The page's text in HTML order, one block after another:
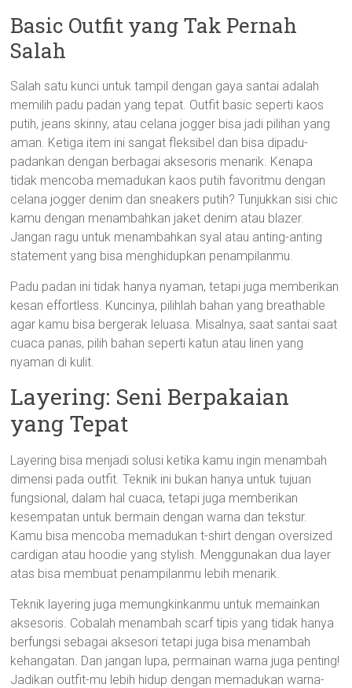
Basic Outfit yang Tak Pernah
Salah
Salah satu kunci untuk tampil dengan gaya santai adalah
memilih padu padan yang tepat. Outfit basic seperti kaos
putih, jeans skinny, atau celana jogger bisa jadi pilihan yang
aman. Ketiga item ini sangat fleksibel dan bisa dipadu-
padankan dengan berbagai aksesoris menarik. Kenapa
tidak mencoba memadukan kaos putih favoritmu dengan
celana jogger denim dan sneakers putih? Tunjukkan sisi chic
kamu dengan menambahkan jaket denim atau blazer.
Jangan ragu untuk menambahkan syal atau anting-anting
statement yang bisa menghidupkan penampilanmu.
Padu padan ini tidak hanya nyaman, tetapi juga memberikan
kesan effortless. Kuncinya, pilihlah bahan yang breathable
agar kamu bisa bergerak leluasa. Misalnya, saat santai saat
cuaca panas, pilih bahan seperti katun atau linen yang
nyaman di kulit.
Layering: Seni Berpakaian
yang Tepat
Layering bisa menjadi solusi ketika kamu ingin menambah
dimensi pada outfit. Teknik ini bukan hanya untuk tujuan
fungsional, dalam hal cuaca, tetapi juga memberikan
kesempatan untuk bermain dengan warna dan tekstur.
Kamu bisa mencoba memadukan t-shirt dengan oversized
cardigan atau hoodie yang stylish. Menggunakan dua layer
atas bisa membuat penampilanmu lebih menarik.
Teknik layering juga memungkinkanmu untuk memainkan
aksesoris. Cobalah menambah scarf tipis yang tidak hanya
berfungsi sebagai aksesori tetapi juga bisa menambah
kehangatan. Dan jangan lupa, permainan warna juga penting!
Jadikan outfit-mu lebih hidup dengan memadukan warna-